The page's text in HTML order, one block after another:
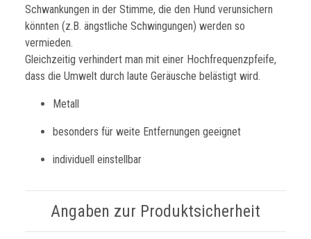
Schwankungen in der Stimme, die den Hund verunsichern
könnten (z.B. ängstliche Schwingungen) werden so
vermieden.
Gleichzeitig verhindert man mit einer Hochfrequenzpfeife,
dass die Umwelt durch laute Geräusche belästigt wird.
Metall
besonders für weite Entfernungen geeignet
individuell einstellbar
Angaben zur Produktsicherheit